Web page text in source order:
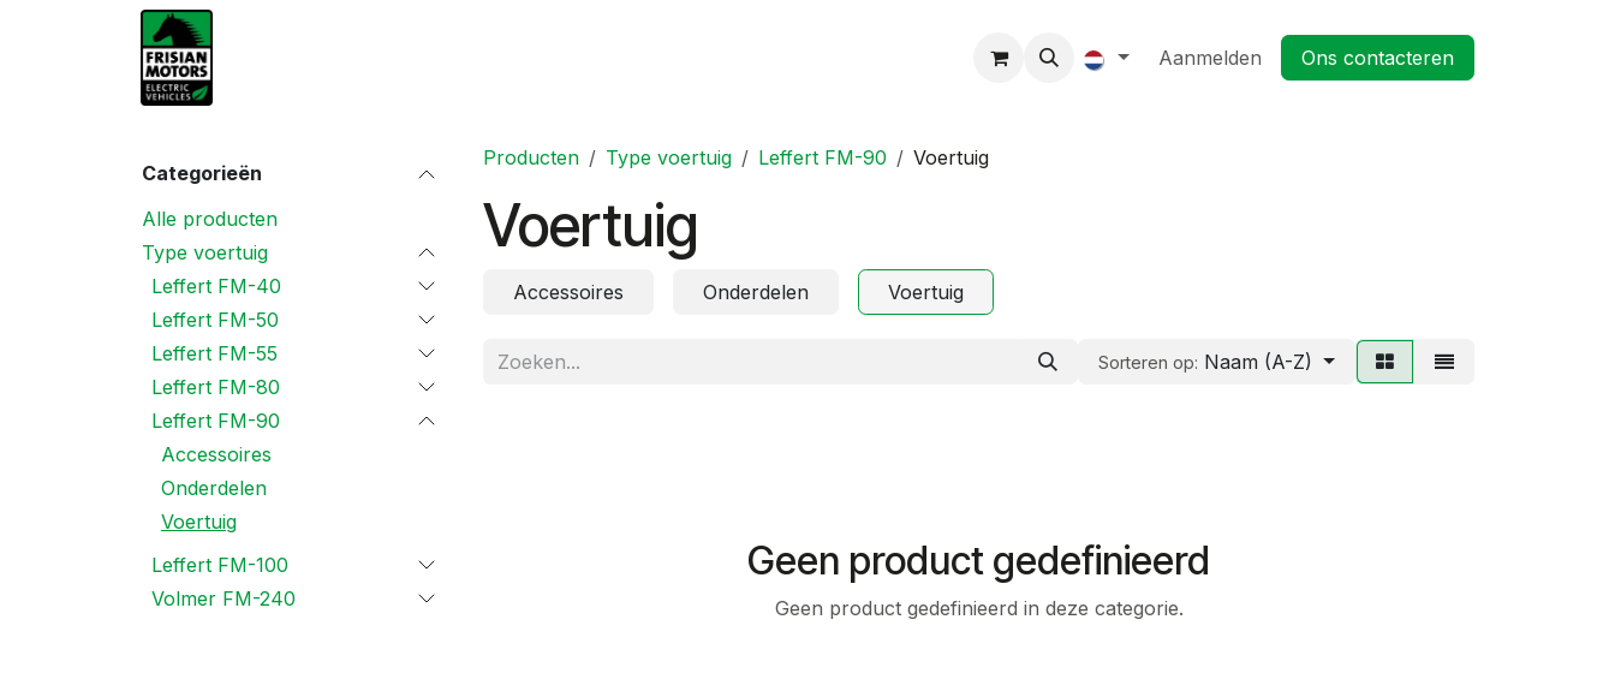
Overslaan naar inhoud
Aanmelden Ons contacteren
Categorieën
Alle producten
Type voertuig
Leffert FM-40
Leffert FM-50
Leffert FM-55
Leffert FM-80
Leffert FM-90
Accessoires
Onderdelen
Voertuig
Leffert FM-100
Volmer FM-240
Producten Type voertuig Leffert FM-90 Voertuig
Voertuig
Accessoires Onderdelen Voertuig
Sorteren op: Naam (A-Z)
Geen product gedefinieerd
Geen product gedefinieerd in deze categorie.